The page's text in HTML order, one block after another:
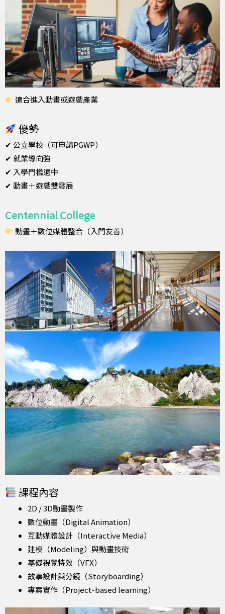
適合進入動畫或遊戲產業
優勢
✔ 公立學校（可申請PGWP）
✔ 就業導向強
✔ 入學門檻適中
✔ 動畫＋遊戲雙發展
Centennial College
動畫＋數位媒體整合（入門友善）
課程內容
2D / 3D動畫製作
數位動畫（Digital Animation）
互動媒體設計（Interactive Media）
建模（Modeling）與動畫技術
基礎視覺特效（VFX）
故事設計與分鏡（Storyboarding）
專案實作（Project-based learning）